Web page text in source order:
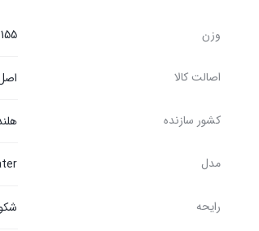
وزن 155 گرم
اصالت کالا
کشور سازنده
مدل
رایحه